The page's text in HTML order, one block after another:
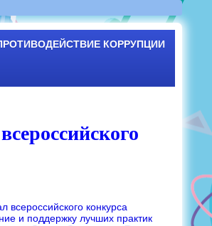
КОРРУПЦИИ
конкурса
и поддержку лучших практик